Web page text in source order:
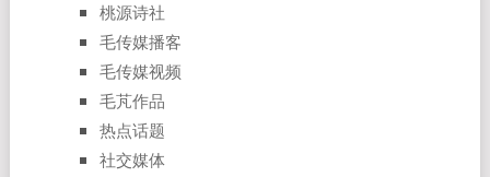
桃源诗社
毛传媒播客
毛传媒视频
毛芃作品
热点话题
社交媒体